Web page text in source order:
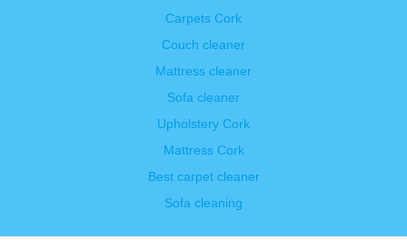
Carpets Cork
Couch cleaner
Mattress cleaner
Sofa cleaner
Upholstery Cork
Mattress Cork
Best carpet cleaner
Sofa cleaning